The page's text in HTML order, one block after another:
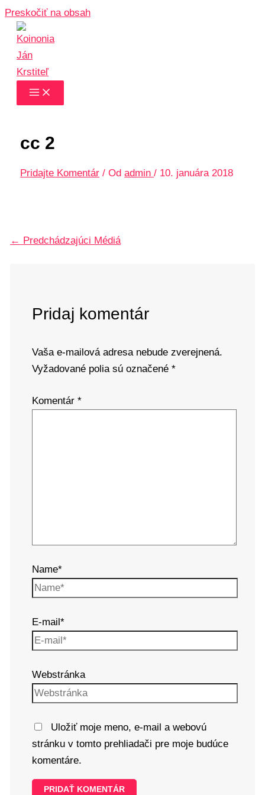
Preskočiť na obsah
cc 2
Pridajte Komentár / Od admin/ 10. januára 2018
← Predchádzajúci Médiá
Pridaj komentár
Vaša e-mailová adresa nebude zverejnená.
Vyžadované polia sú označené *
Komentár *
Name*
E-mail*
Webstránka
Uložiť moje meno, e-mail a webovú
stránku v tomto prehliadači pre moje budúce
komentáre.